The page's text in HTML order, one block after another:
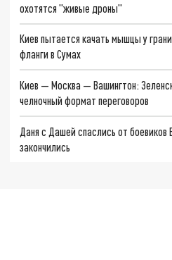
охотятся "живые дроны"
Киев пытается качать мышцы у
фланги в Сумах
Киев — Москва — Вашингтон:
челночный формат переговоров
Даня с Дашей спаслись от
закончились